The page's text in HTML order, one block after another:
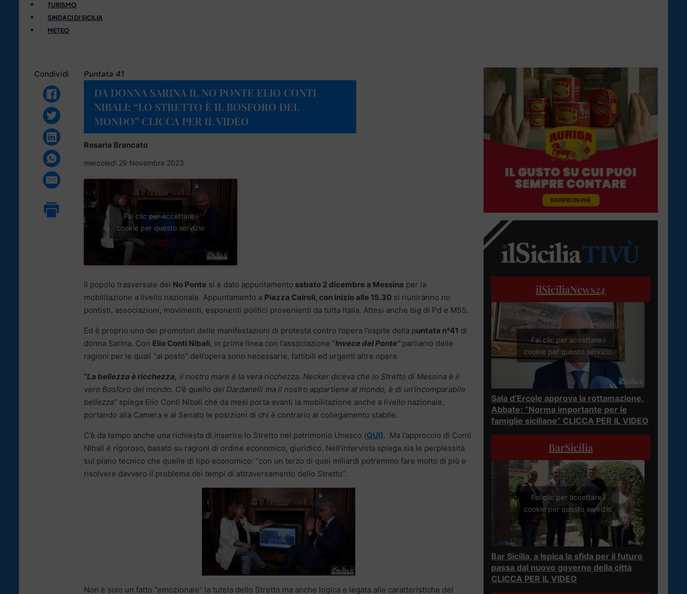
TURISMO
SINDACI DI SICILIA
METEO
Condividi Puntata 41
DA DONNA SARINA IL NO PONTE ELIO CONTI
NIBALI: “LO STRETTO È IL BOSFORO DEL
MONDO” CLICCA PER IL VIDEO
Rosaria Brancato
mercoledì 29 Novembre 2023
Fai clic per accettare i
cookie per questo servizio
Il popolo trasversale dei No Ponte si è dato appuntamento sabato 2 dicembre a Messina per la
mobilitazione a livello nazionale. Appuntamento a Piazza Cairoli, con inizio alle 15.30 si riuniranno no
pontisti, associazioni, movimenti, esponenti politici provenienti da tutta Italia. Attesi anche big di Pd e M5S.
Ed è proprio uno dei promotori delle manifestazioni di protesta contro l’opera l’ospite della puntata n°41 di
donna Sarina. Con Elio Conti Nibali, in prima linea con l’associazione “Invece del Ponte”parliamo delle
ragioni per le quali “al posto” dell’opera sono necessarie, fattibili ed urgenti altre opere.
“La bellezza è ricchezza, il nostro mare è la vera ricchezza. Necker diceva che lo Stretto di Messina è il
vero Bosforo del mondo. C’è quello dei Dardanelli ma il nostro appartiene al mondo, è di un’incomparabile
bellezza” spiega Elio Conti Nibali che da mesi porta avanti la mobilitazione anche a livello nazionale,
portando alla Camera e al Senato le posizioni di chi è contrario al collegamento stabile.
C’è da tempo anche una richiesta di inserire lo Stretto nel patrimonio Unesco (QUI). Ma l’approccio di Conti
Nibali è rigoroso, basato su ragioni di ordine economico, giuridico. Nell’intervista spiega sia le perplessità
sul piano tecnico che quelle di tipo economico: “con un terzo di quei miliardi potremmo fare molto di più e
risolvere davvero il problema dei tempi di attraversamento dello Stretto”.
Non è solo un fatto “emozionale” la tutela dello Stretto ma anche logica e legata alle caratteristiche del
ilSiciliaNews24
Fai clic per accettare i
cookie per questo servizio
Sala d’Ercole approva la rottamazione,
Abbate: “Norma importante per le
famiglie siciliane” CLICCA PER IL VIDEO
BarSicilia
Fai clic per accettare i
cookie per questo servizio
Bar Sicilia, a Ispica la sfida per il futuro
passa dal nuovo governo della città
CLICCA PER IL VIDEO